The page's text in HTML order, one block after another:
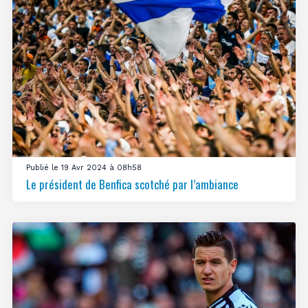
Publié le 19 Avr 2024 à 08h58
Le président de Benfica scotché par l’ambiance